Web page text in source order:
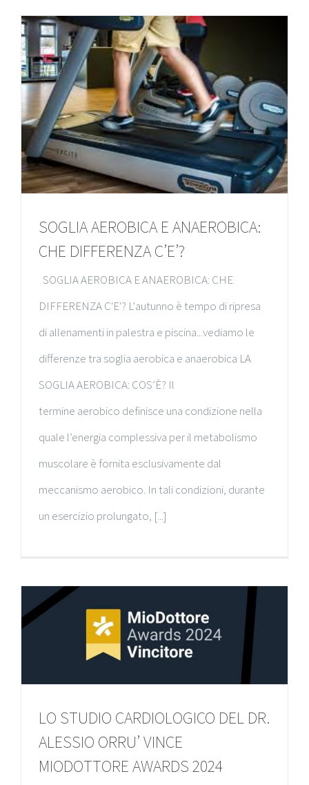
SOGLIA AEROBICA E ANAEROBICA:
CHE DIFFERENZA C’E’?
SOGLIA AEROBICA E ANAEROBICA: CHE
DIFFERENZA C'E'? L'autunno è tempo di ripresa
di allenamenti in palestra e piscina...vediamo le
differenze tra soglia aerobica e anaerobica LA
SOGLIA AEROBICA: COS’È? Il
termine aerobico definisce una condizione nella
quale l’energia complessiva per il metabolismo
muscolare è fornita esclusivamente dal
meccanismo aerobico. In tali condizioni, durante
un esercizio prolungato, [...]
LO STUDIO CARDIOLOGICO DEL DR.
ALESSIO ORRU’ VINCE
MIODOTTORE AWARDS 2024